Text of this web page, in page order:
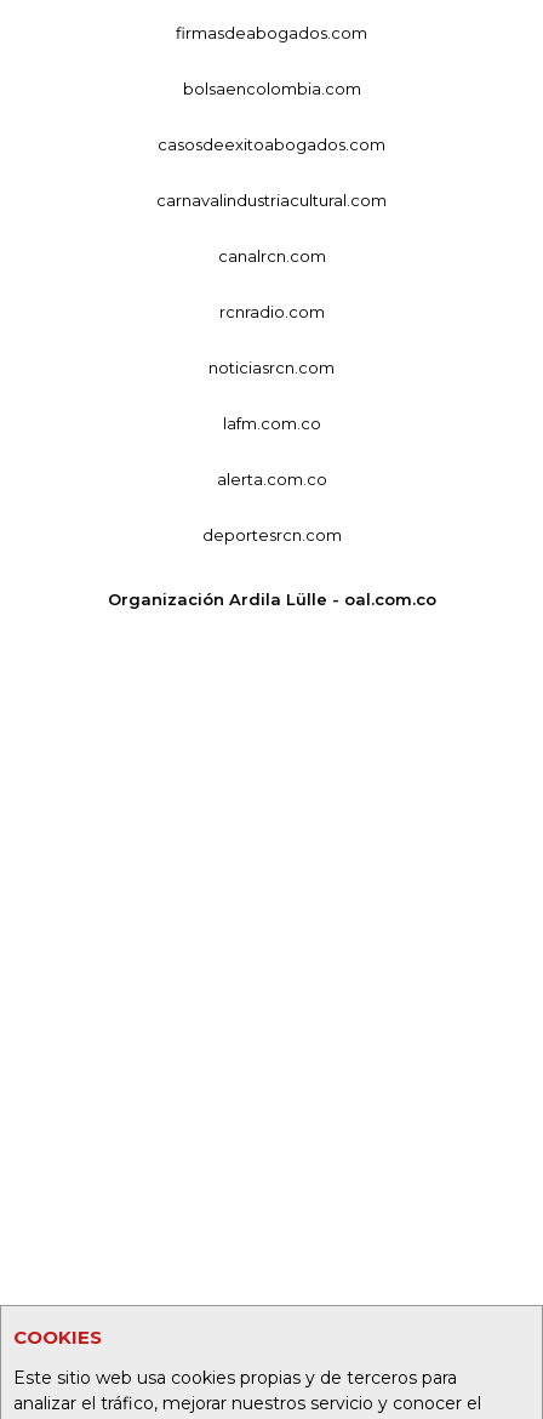
COOKIES
Este sitio web usa cookies propias y de terceros para
analizar el tráfico, mejorar nuestros servicio y conocer el
firmasdeabogados.com
bolsaencolombia.com
casosdeexitoabogados.com
carnavalindustriacultural.com
canalrcn.com
rcnradio.com
noticiasrcn.com
lafm.com.co
alerta.com.co
deportesrcn.com
Organización Ardila Lülle - oal.com.co